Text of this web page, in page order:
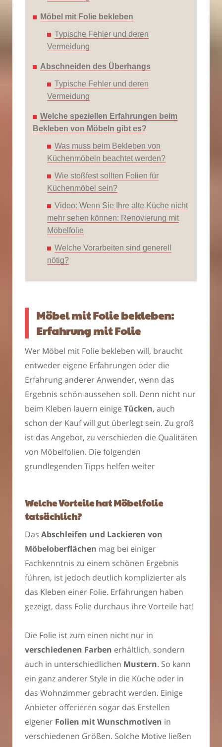
Möbel mit Folie bekleben
Typische Fehler und deren
Vermeidung
Abschneiden des Überhangs
Typische Fehler und deren
Vermeidung
Welche speziellen Erfahrungen beim
Bekleben von Möbeln gibt es?
Was muss beim Bekleben von
Küchenmöbeln beachtet werden?
Wie stoßfest sollten Folien für
Küchenmöbel sein?
Video: Wenn Sie Ihre alte Küche nicht
mehr sehen können: Renovierung mit
Möbelfolie
Welche Vorarbeiten sind generell
nötig?
Möbel mit Folie bekleben:
Erfahrung mit Folie
Wer Möbel mit Folie bekleben will, braucht
entweder eigene Erfahrungen oder die
Erfahrung anderer Anwender, wenn das
Ergebnis schön aussehen soll. Denn nicht nur
beim Kleben lauern einige Tücken, auch
schon der Kauf will gut überlegt sein. Zu groß
ist das Angebot, zu verschieden die Qualitäten
von Möbelfolien. Die folgenden
grundlegenden Tipps helfen weiter
Welche Vorteile hat Möbelfolie
tatsächlich?
Das Abschleifen und Lackieren von
Möbeloberflächen mag bei einiger
Fachkenntnis zu einem schönen Ergebnis
führen, ist jedoch deutlich komplizierter als
das Kleben einer Folie. Erfahrungen haben
gezeigt, dass Folie durchaus ihre Vorteile hat!
Die Folie ist zum einen nicht nur in
verschiedenen Farben erhältlich, sondern
auch in unterschiedlichen Mustern. So kann
ein ganz anderer Style in die Küche oder in
das Wohnzimmer gebracht werden. Einige
Anbieter offerieren sogar das Erstellen
eigener Folien mit Wunschmotiven in
verschiedenen Größen. Solche Motive ließen